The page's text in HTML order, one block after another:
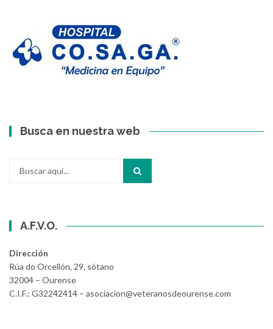
Busca en nuestra web
A.F.V.O.
Dirección
Rúa do Orcellón, 29, sótano
32004 – Ourense
C.I.F.: G32242414 – asociacion@veteranosdeourense.com